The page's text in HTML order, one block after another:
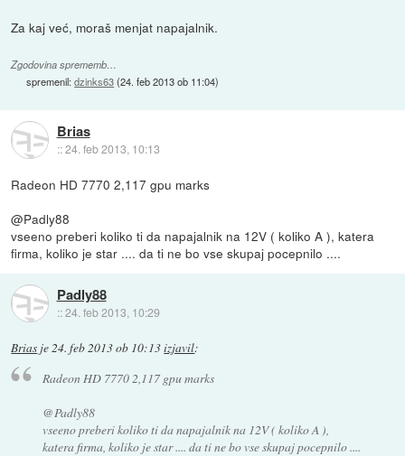
Za kaj već, moraš menjat napajalnik.
Zgodovina sprememb…
spremenil:dzinks63(24. feb 2013 ob 11:04)
Brias
::24. feb 2013, 10:13
Radeon HD 7770 2,117 gpu marks
@Padly88
vseeno preberi koliko ti da napajalnik na 12V ( koliko A ), katera
firma, koliko je star .... da ti ne bo vse skupaj pocepnilo ....
Padly88
::24. feb 2013, 10:29
Brias je24. feb 2013 ob 10:13izjavil:
Radeon HD 7770 2,117 gpu marks
@Padly88
vseeno preberi koliko ti da napajalnik na 12V ( koliko A ),
katera firma, koliko je star .... da ti ne bo vse skupaj pocepnilo ....